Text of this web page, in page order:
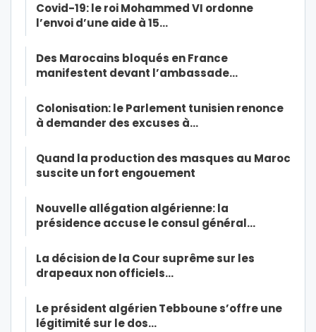
Covid-19: le roi Mohammed VI ordonne
l’envoi d’une aide à 15…
Des Marocains bloqués en France
manifestent devant l’ambassade…
Colonisation: le Parlement tunisien renonce
à demander des excuses à…
Quand la production des masques au Maroc
suscite un fort engouement
Nouvelle allégation algérienne: la
présidence accuse le consul général…
La décision de la Cour suprême sur les
drapeaux non officiels…
Le président algérien Tebboune s’offre une
légitimité sur le dos…